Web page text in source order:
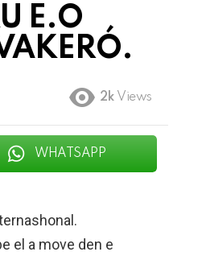
E.O
2k Views
WHATSAPP
el a move den e